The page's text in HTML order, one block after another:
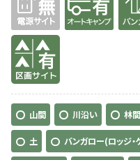
有り
山間 川沿い 林間
土 バンガロー(ロッジ・